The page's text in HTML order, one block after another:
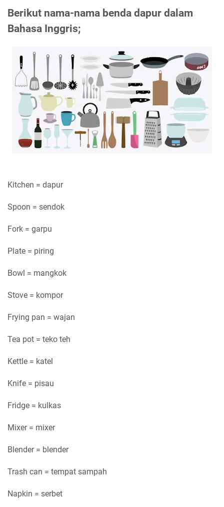
Berikut nama-nama benda dapur dalam
Bahasa Inggris;
Kitchen = dapur
Spoon = sendok
Fork = garpu
Plate = piring
Bowl = mangkok
Stove = kompor
Frying pan = wajan
Tea pot = teko teh
Kettle = katel
Knife = pisau
Fridge = kulkas
Mixer = mixer
Blender = blender
Trash can = tempat sampah
Napkin = serbet